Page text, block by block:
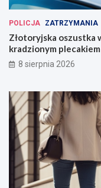
POLICJA ZATRZYMANIA
Złotoryjska oszustka
kradzionym plecakiem
8 sierpnia 2026